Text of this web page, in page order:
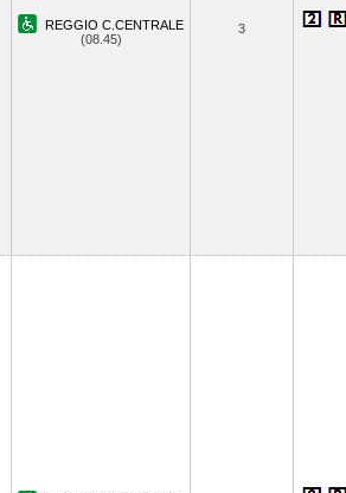
REGGIO C.CENTRALE
(08.45)
3